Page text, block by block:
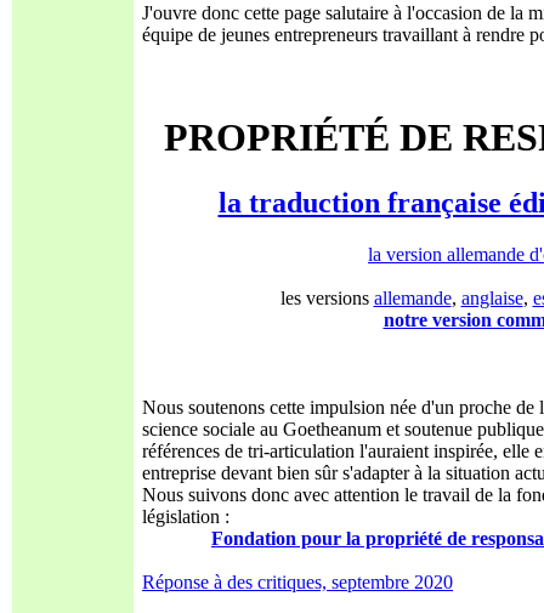
J'ouvre donc cette page salutaire à l'occasion de la
équipe de jeunes entrepreneurs travaillant à rendre
PROPRIÉTÉ DE
la traduction française
la version allemande
les versions allemande, anglaise,
notre version
Nous soutenons cette impulsion née d'un proche de
science sociale au Goetheanum et soutenue
références de tri-articulation l'auraient inspirée, elle
entreprise devant bien sûr s'adapter à la situation
Nous suivons donc avec attention le travail de la
législation :
Fondation pour la propriété de
Réponse à des critiques, septembre 2020